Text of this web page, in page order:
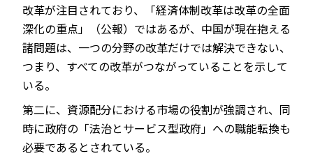
改革が注目されており、「経済体制改革は改革の全面
深化の重点」（公報）ではあるが、中国が現在抱える
諸問題は、一つの分野の改革だけでは解決できない、
つまり、すべての改革がつながっていることを示して
いる。
第二に、資源配分における市場の役割が強調され、同
時に政府の「法治とサービス型政府」への職能転換も
必要であるとされている。